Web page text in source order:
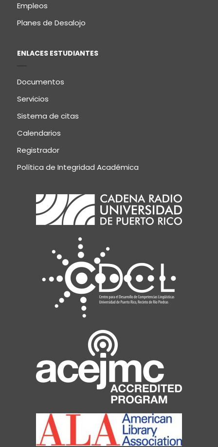
Empleos
Planes de Desalojo
ENLACES ESTUDIANTES
Documentos
Servicios
Sistema de citas
Calendarios
Registrador
Política de Integridad Académica